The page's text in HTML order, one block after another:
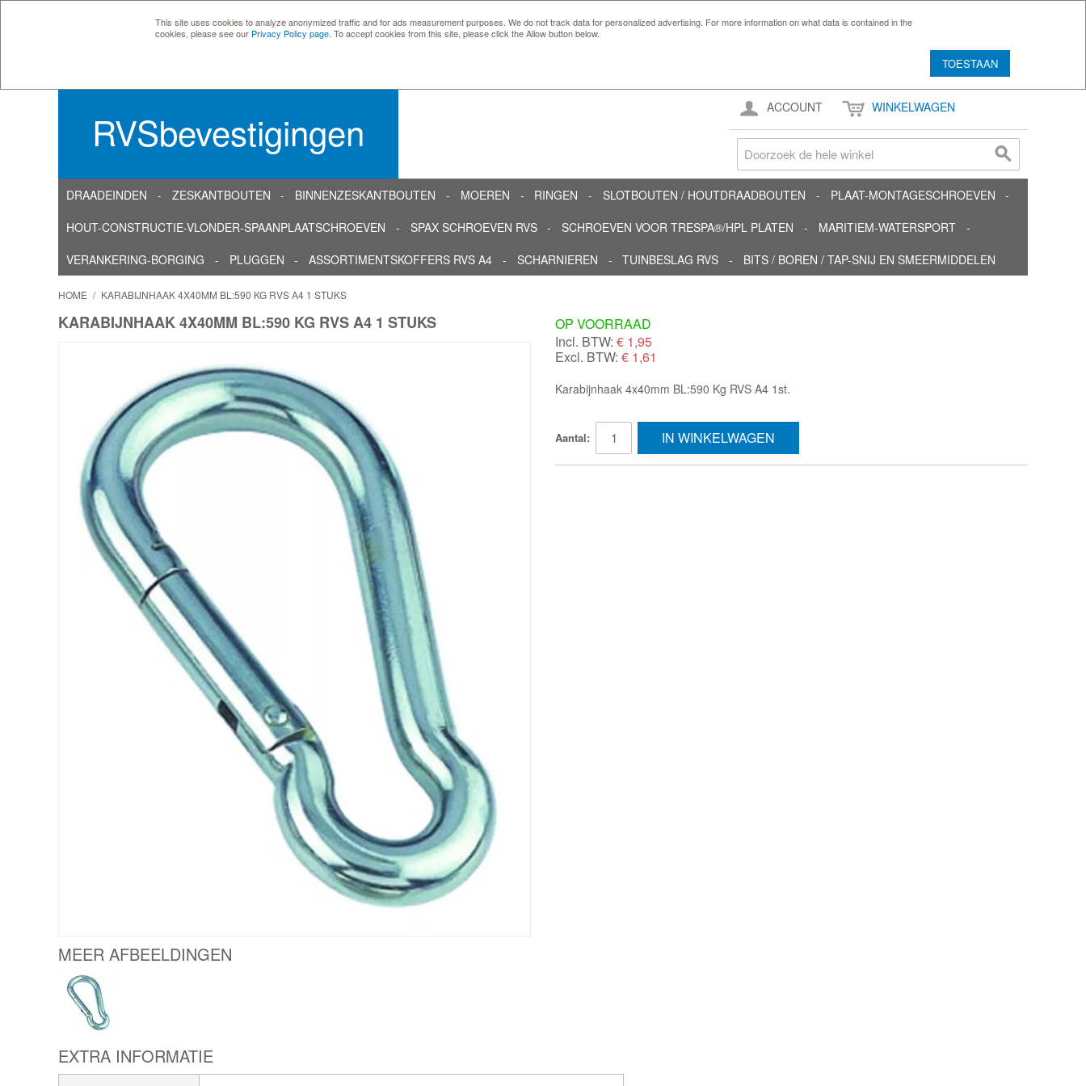
This site uses cookies to analyze anonymized traffic and for ads measurement purposes. We do not track data for personalized advertising. For more information on what data is contained in the
cookies, please see our Privacy Policy page . To accept cookies from this site, please click the Allow button below.
TOESTAAN
RVSbevestigingen
ACCOUNT WINKELWAGEN
DRAADEINDEN ZESKANTBOUTEN BINNENZESKANTBOUTEN MOEREN RINGEN SLOTBOUTEN / HOUTDRAADBOUTEN
PLAAT-MONTAGESCHROEVEN
HOUT-CONSTRUCTIE-VLONDER-SPAANPLAATSCHROEVEN
SPAX SCHROEVEN RVS SCHROEVEN VOOR TRESPA®/HPL PLATEN
MARITIEM-WATERSPORT
VERANKERING-BORGING
PLUGGEN ASSORTIMENTSKOFFERS RVS A4 SCHARNIEREN TUINBESLAG RVS BITS / BOREN / TAP-SNIJ EN SMEERMIDDELEN
HOME / KARABIJNHAAK 4X40MM BL:590 KG RVS A4 1 STUKS
KARABIJNHAAK 4X40MM BL:590 KG RVS A4 1 STUKS
MEER AFBEELDINGEN
OP VOORRAAD
Incl. BTW: € 1,95
Excl. BTW: € 1,61
Karabijnhaak 4x40mm BL:590 Kg RVS A4 1st.
Aantal: IN WINKELWAGEN
EXTRA INFORMATIE